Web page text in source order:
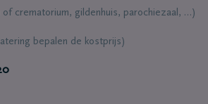
of crematorium, gildenhuis, parochiezaal, …)
bepalen de kostprijs)